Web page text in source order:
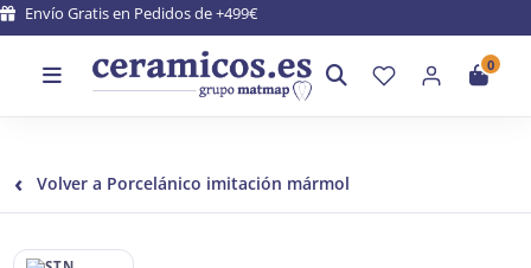
Envío Gratis en Pedidos de +499€
0
‹ Volver a Porcelánico imitación mármol